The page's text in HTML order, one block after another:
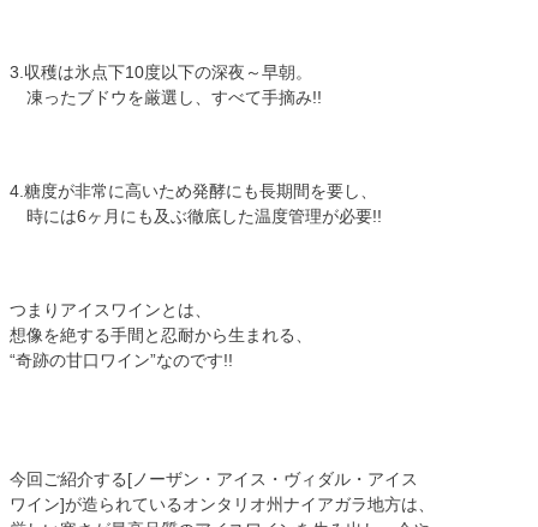
3.収穫は氷点下10度以下の深夜～早朝。
凍ったブドウを厳選し、すべて手摘み!!
4.糖度が非常に高いため発酵にも長期間を要し、
時には6ヶ月にも及ぶ徹底した温度管理が必要!!
つまりアイスワインとは、
想像を絶する手間と忍耐から生まれる、
“奇跡の甘口ワイン”なのです!!
今回ご紹介する[ノーザン・アイス・ヴィダル・アイス
ワイン]が造られているオンタリオ州ナイアガラ地方は、